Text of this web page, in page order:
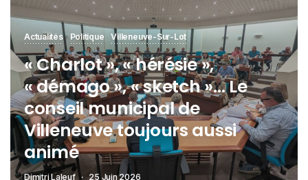
Actualités Politique Villeneuve-Sur-Lot
« Charlot », « hérésie »,
« démago », « sketch »… Le
conseil municipal de
Villeneuve toujours aussi
animé
Dimitri Laleuf 25 Juin 2026